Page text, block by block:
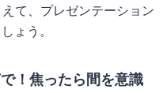
て、プレゼンテーション
ょう。
！焦ったら間を意識